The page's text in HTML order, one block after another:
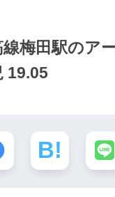
梅田駅のア
19.05